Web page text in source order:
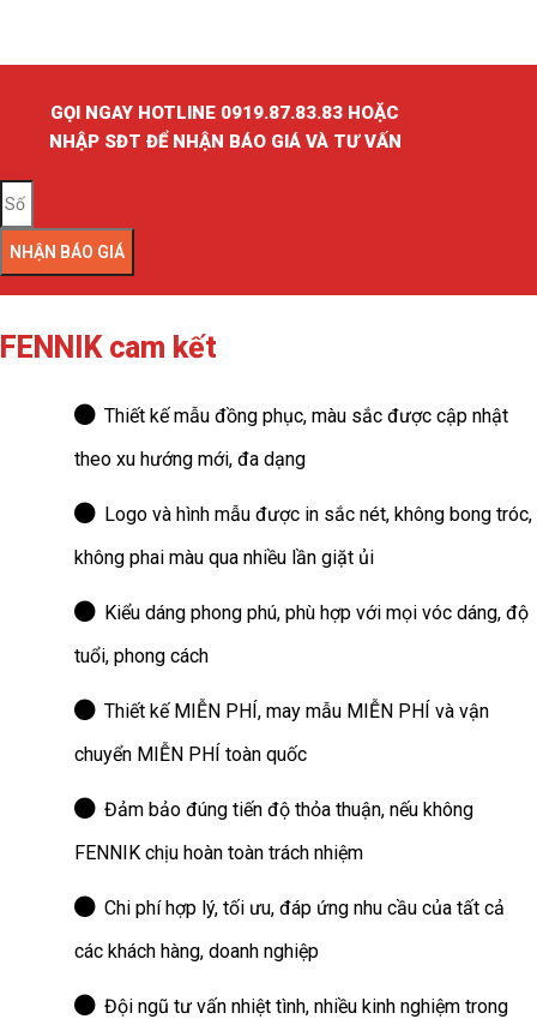
GỌI NGAY HOTLINE 0919.87.83.83 HOẶC
NHẬP SĐT ĐỂ NHẬN BÁO GIÁ VÀ TƯ VẤN
NHẬN BÁO GIÁ
FENNIK cam kết
Thiết kế mẫu đồng phục, màu sắc được cập nhật
theo xu hướng mới, đa dạng
Logo và hình mẫu được in sắc nét, không bong tróc,
không phai màu qua nhiều lần giặt ủi
Kiểu dáng phong phú, phù hợp với mọi vóc dáng, độ
tuổi, phong cách
Thiết kế MIỄN PHÍ, may mẫu MIỄN PHÍ và vận
chuyển MIỄN PHÍ toàn quốc
Đảm bảo đúng tiến độ thỏa thuận, nếu không
FENNIK chịu hoàn toàn trách nhiệm
Chi phí hợp lý, tối ưu, đáp ứng nhu cầu của tất cả
các khách hàng, doanh nghiệp
Đội ngũ tư vấn nhiệt tình, nhiều kinh nghiệm trong